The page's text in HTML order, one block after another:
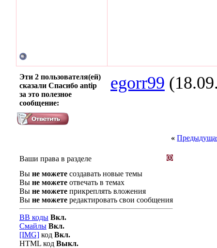
Эти 2 пользователя(ей)
сказали Спасибо antip
за это полезное
сообщение:
egorr99
«
Ваши права в разделе
Вы не можете создавать новые темы
Вы не можете отвечать в темах
Вы не можете прикреплять вложения
Вы не можете редактировать свои сообщения
BB коды Вкл.
Смайлы Вкл.
[IMG] код Вкл.
HTML код Выкл.